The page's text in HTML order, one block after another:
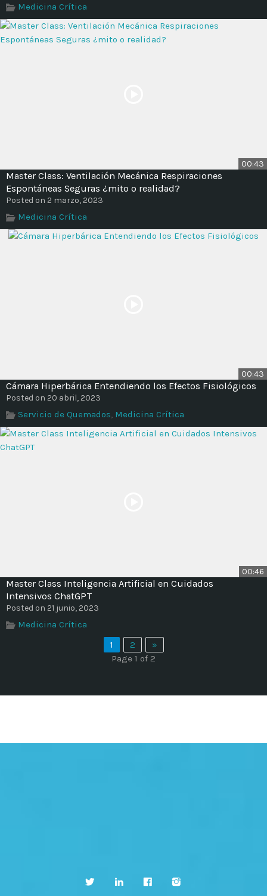
Medicina Crítica
00:43
Master Class: Ventilación Mecánica Respiraciones
Espontáneas Seguras ¿mito o realidad?
Posted on 2 marzo, 2023
Medicina Crítica
00:43
Cámara Hiperbárica Entendiendo los Efectos Fisiológicos
Posted on 20 abril, 2023
Servicio de Quemados, Medicina Crítica
00:46
Master Class Inteligencia Artificial en Cuidados
Intensivos ChatGPT
Posted on 21 junio, 2023
Medicina Crítica
1
2
»
Page 1 of 2